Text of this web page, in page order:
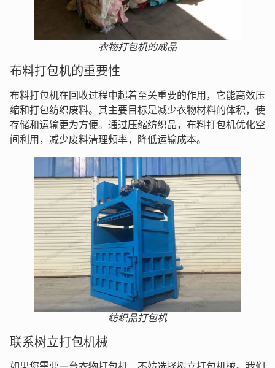
衣物打包机的成品
布料打包机的重要性
布料打包机在回收过程中起着至关重要的作用，它能高效压
缩和打包纺织废料。其主要目标是减少衣物材料的体积，使
存储和运输更为方便。通过压缩纺织品，布料打包机优化空
间利用，减少废料清理频率，降低运输成本。
纺织品打包机
联系树立打包机械